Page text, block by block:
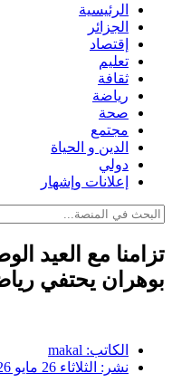
الرئيسية
الجزائر
إقتصاد
تعليم
ثقافة
رياضة
صحة
مجتمع
الدين و الحياة
دولي
إعلانات وإشهار
تزامنا مع العيد
بوهران يحتفي
الكاتب: makal
نشر: الثلاثاء 26 مايو 2026 [8:22 صباحًا] بتوقيت الجزائر